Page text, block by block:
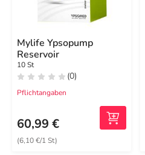
Mylife Ypsopump
Reservoir
10 St
(0)
Pflichtangaben
60,99 €
(6,10 €/1 St)